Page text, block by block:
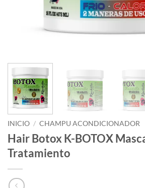
INICIO / CHAMPU ACONDICIONADOR
Hair Botox K-BOTOX
Tratamiento